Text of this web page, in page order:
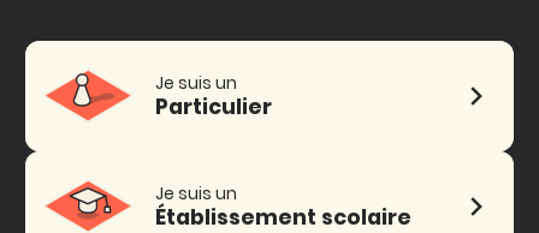
Je suis un
Particulier
Je suis un
Établissement scolaire